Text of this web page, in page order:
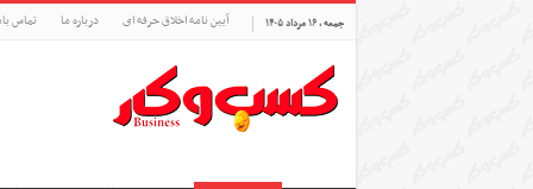
جمعه , ۱۶ مرداد ۱۴۰۵ آیین نامه اخلاق حرفه ای درباره ما تماس